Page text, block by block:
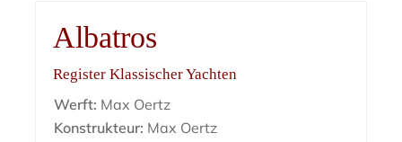
Albatros
Register Klassischer Yachten
Werft: Max Oertz
Konstrukteur: Max Oertz